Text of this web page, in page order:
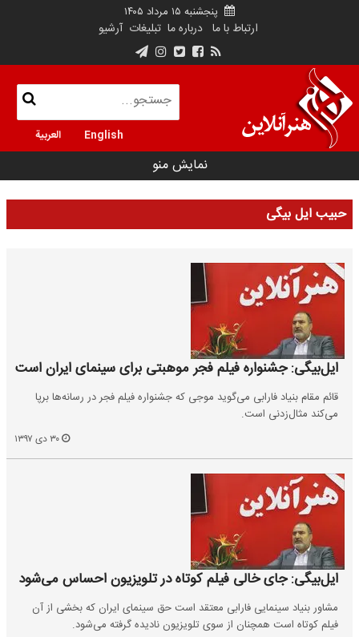
پنجشنبه ۱۵ مرداد ۱۴۰۵
ارتباط با ما درباره ما تبلیغات آرشیو
English العربية
نمایش منو
حبیب ایل بیگی
ایل‌بیگی: جشنواره فیلم فجر موهبتی برای سینمای ایران است
قائم مقام بنیاد فارابی می‌گوید موجی که جشنواره فیلم فجر در رسانه‌ها برپا
می‌کند مثال‌زدنی است.
ایل‌بیگی: جای خالی فیلم کوتاه در تلویزیون احساس می‌شود
مشاور بنیاد سینمایی فارابی معتقد است حق سینمای ایران که بخشی از آن
فیلم کوتاه است همچنان از سوی تلویزیون نادیده گرفته می‌شود.